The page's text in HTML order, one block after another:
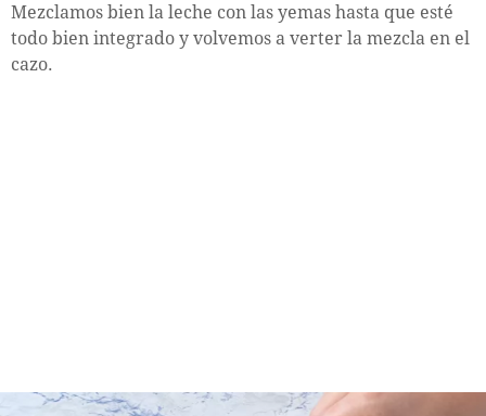
Mezclamos bien la leche con las yemas hasta que esté
todo bien integrado y volvemos a verter la mezcla en el
cazo.